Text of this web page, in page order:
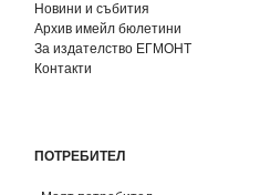
Новини и събития
Архив имейл бюлетини
За издателство ЕГМОНТ
Контакти
ПОТРЕБИТЕЛ